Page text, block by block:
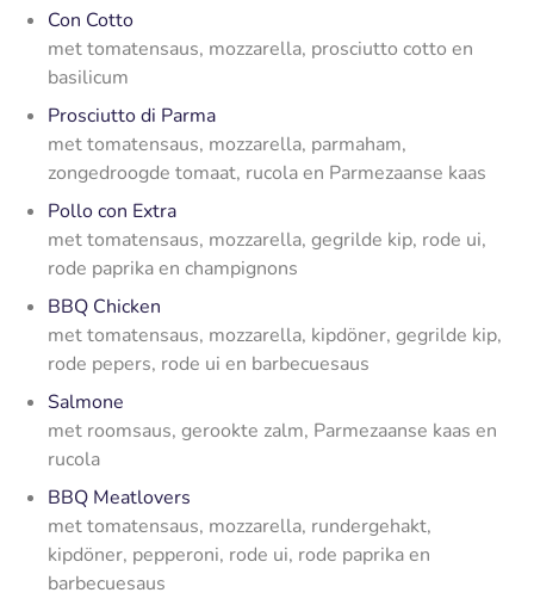
Con Cotto
met tomatensaus, mozzarella, prosciutto cotto en
basilicum
Prosciutto di Parma
met tomatensaus, mozzarella, parmaham,
zongedroogde tomaat, rucola en Parmezaanse kaas
Pollo con Extra
met tomatensaus, mozzarella, gegrilde kip, rode ui,
rode paprika en champignons
BBQ Chicken
met tomatensaus, mozzarella, kipdöner, gegrilde kip,
rode pepers, rode ui en barbecuesaus
Salmone
met roomsaus, gerookte zalm, Parmezaanse kaas en
rucola
BBQ Meatlovers
met tomatensaus, mozzarella, rundergehakt,
kipdöner, pepperoni, rode ui, rode paprika en
barbecuesaus